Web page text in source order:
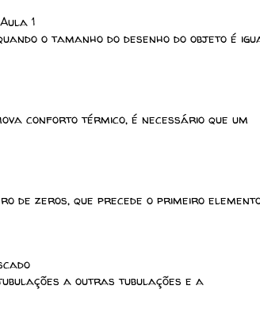
1
o tamanho do desenho do objeto é
conforto térmico, é necessário que um
de zeros, que precede o primeiro
a outras tubulações e a